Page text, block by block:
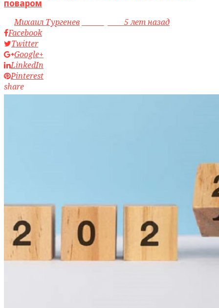
поваром
byМихаил Тургенев
5 лет назад
Facebook
Twitter
Google+
LinkedIn
Pinterest
share